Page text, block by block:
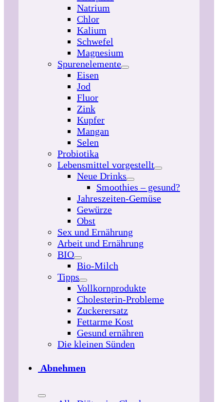
Natrium
Chlor
Kalium
Schwefel
Magnesium
Spurenelemente
Eisen
Jod
Fluor
Zink
Kupfer
Mangan
Selen
Probiotika
Lebensmittel vorgestellt
Neue Drinks
Smoothies – gesund?
Jahreszeiten-Gemüse
Gewürze
Obst
Sex und Ernährung
Arbeit und Ernährung
BIO
Bio-Milch
Tipps
Vollkornprodukte
Cholesterin-Probleme
Zuckerersatz
Fettarme Kost
Gesund ernähren
Die kleinen Sünden
Abnehmen